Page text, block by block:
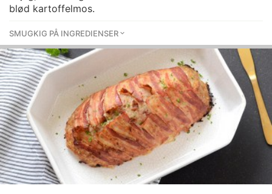
blød kartoffelmos.
SMUGKIG PÅ INGREDIENSER